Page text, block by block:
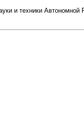
и техники Автономной